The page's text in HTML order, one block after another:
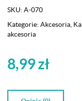
SKU: A-070
Kategorie: Akcesoria,
akcesoria
8,99zł